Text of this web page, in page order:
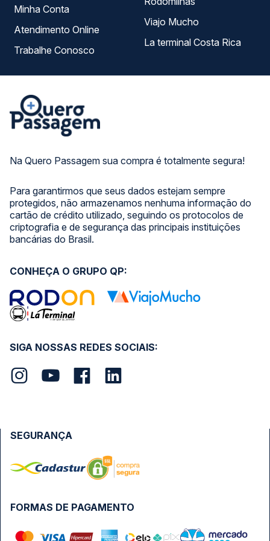
Na Quero Passagem sua compra é totalmente segura!
Para garantirmos que seus dados estejam sempre
protegidos, não armazenamos nenhuma informação do
cartão de crédito utilizado, seguindo os protocolos de
criptografia e de segurança das principais instituições
bancárias do Brasil.
Minha Conta
Atendimento Online
Trabalhe Conosco
Viajo Mucho
La terminal Costa Rica
SIGA NOSSAS REDES SOCIAIS:
CONHEÇA O GRUPO QP:
FORMAS DE PAGAMENTO
SEGURANÇA